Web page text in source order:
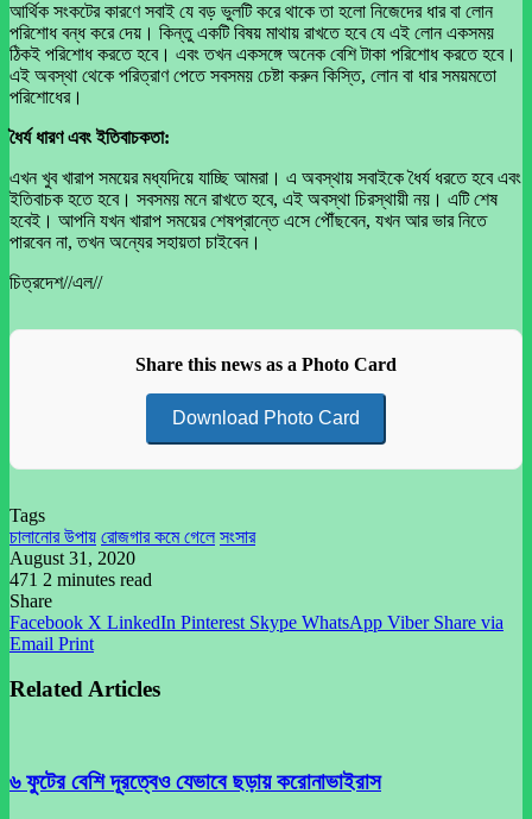
আর্থিক সংকটের কারণে সবাই যে বড় ভুলটি করে থাকে তা হলো নিজেদের ধার বা লোন
পরিশোধ বন্ধ করে দেয়। কিন্তু একটি বিষয় মাথায় রাখতে হবে যে এই লোন একসময়
ঠিকই পরিশোধ করতে হবে। এবং তখন একসঙ্গে অনেক বেশি টাকা পরিশোধ করতে হবে।
এই অবস্থা থেকে পরিত্রাণ পেতে সবসময় চেষ্টা করুন কিস্তি, লোন বা ধার সময়মতো
পরিশোধের।
ধৈর্য ধারণ এবং ইতিবাচকতা:
এখন খুব খারাপ সময়ের মধ্যদিয়ে যাচ্ছি আমরা। এ অবস্থায় সবাইকে ধৈর্য ধরতে হবে এবং
ইতিবাচক হতে হবে। সবসময় মনে রাখতে হবে, এই অবস্থা চিরস্থায়ী নয়। এটি শেষ
হবেই। আপনি যখন খারাপ সময়ের শেষপ্রান্তে এসে পৌঁছবেন, যখন আর ভার নিতে
পারবেন না, তখন অন্যের সহায়তা চাইবেন।
চিত্রদেশ//এল//
Share this news as a Photo Card
Download Photo Card
Tags
চালানোর উপায় রোজগার কমে গেলে সংসার
August 31, 2020
471 2 minutes read
Share
Facebook X LinkedIn Pinterest Skype WhatsApp Viber Share via
Email Print
Related Articles
৬ ফুটের বেশি দূরত্বেও যেভাবে ছড়ায় করোনাভাইরাস